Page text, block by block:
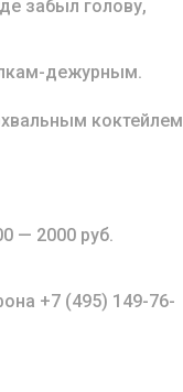
забыл голову,
дежурным.
коктейлем
— 2000 руб.
+7 (495) 149-76-